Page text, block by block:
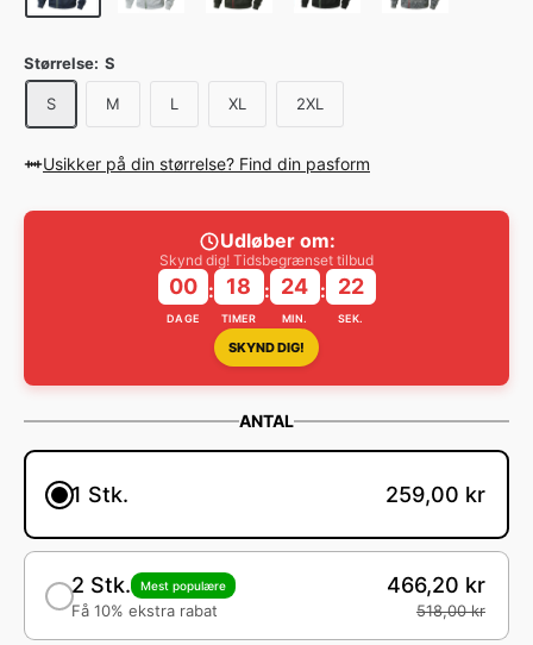
Størrelse: S
S M L XL 2XL
Usikker på din størrelse? Find din pasform
Udløber om:
Skynd dig! Tidsbegrænset tilbud
00
DAGE
: 18
TIMER
: 24
MIN.
: 22
SEK.
SKYND DIG!
ANTAL
1 Stk. 259,00 kr
2 Stk. Mest populære
Få 10% ekstra rabat
466,20 kr
518,00 kr